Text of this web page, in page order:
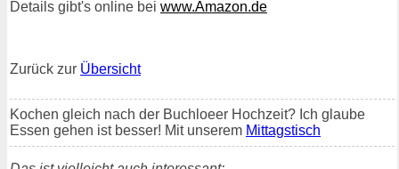
Details gibt's online bei www.Amazon.de
Zurück zur Übersicht
Kochen gleich nach der Buchloeer Hochzeit? Ich glaube
Essen gehen ist besser! Mit unserem Mittagstisch